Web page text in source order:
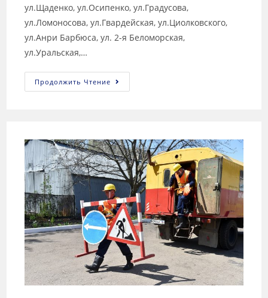
ул.Щаденко, ул.Осипенко, ул.Градусова,
ул.Ломоносова, ул.Гвардейская, ул.Циолковского,
ул.Анри Барбюса, ул. 2-я Беломорская,
ул.Уральская,…
Продолжить Чтение